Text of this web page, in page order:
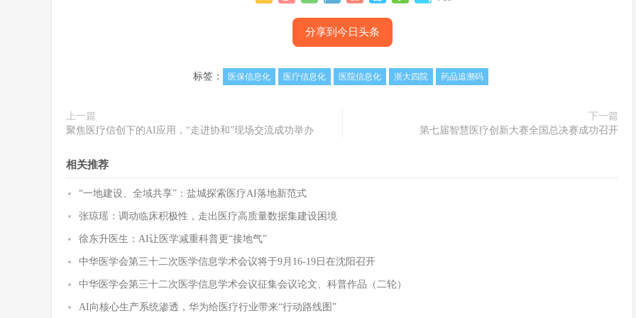
分享到今日头条
标签： 医保信息化 医疗信息化 医院信息化 浙大四院 药品追溯码
上一篇
聚焦医疗信创下的AI应用，“走进协和”现场交流成功举办
下一篇
第七届智慧医疗创新大赛全国总决赛成功召开
相关推荐
“一地建设、全域共享”：盐城探索医疗AI落地新范式
张琼瑶：调动临床积极性，走出医疗高质量数据集建设困境
徐东升医生：AI让医学减重科普更“接地气”
中华医学会第三十二次医学信息学术会议将于9月16-19日在沈阳召开
中华医学会第三十二次医学信息学术会议征集会议论文、科普作品（二轮）
AI向核心生产系统渗透，华为给医疗行业带来“行动路线图”